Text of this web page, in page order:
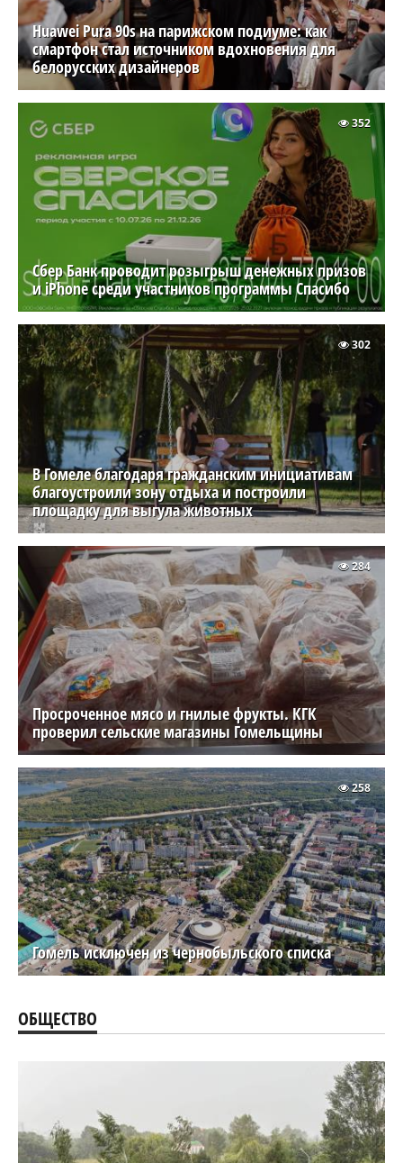
Huawei Pura 90s на парижском подиуме: как
смартфон стал источником вдохновения для
белорусских дизайнеров
Сбер Банк проводит розыгрыш денежных призов
и iPhone среди участников программы Спасибо
352
В Гомеле благодаря гражданским инициативам
благоустроили зону отдыха и построили
площадку для выгула животных
302
Просроченное мясо и гнилые фрукты. КГК
проверил сельские магазины Гомельщины
284
Гомель исключен из чернобыльского списка
258
ОБЩЕСТВО